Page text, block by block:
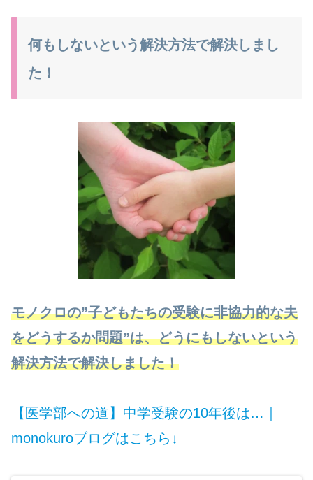
何もしないという解決方法で解決しまし
た！
モノクロの”子どもたちの受験に非協力的な夫
をどうするか問題”は、どうにもしないという
解決方法で解決しました！
【医学部への道】中学受験の10年後は…｜
monokuroブログはこちら↓